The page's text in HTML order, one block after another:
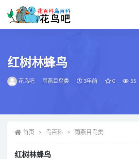
红树林蜂鸟
花鸟吧 雨燕目鸟类 3年前 0 55
首页 鸟百科 雨燕目鸟类
红树林蜂鸟